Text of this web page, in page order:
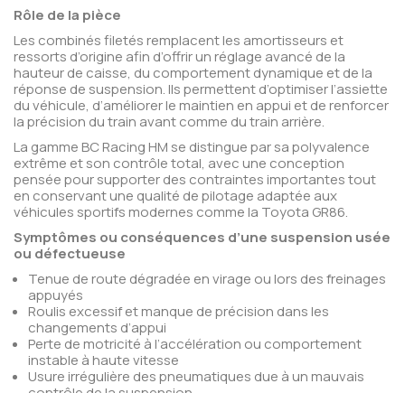
Rôle de la pièce
Les combinés filetés remplacent les amortisseurs et
ressorts d’origine afin d’offrir un réglage avancé de la
hauteur de caisse, du comportement dynamique et de la
réponse de suspension. Ils permettent d’optimiser l’assiette
du véhicule, d’améliorer le maintien en appui et de renforcer
la précision du train avant comme du train arrière.
La gamme BC Racing HM se distingue par sa polyvalence
extrême et son contrôle total, avec une conception
pensée pour supporter des contraintes importantes tout
en conservant une qualité de pilotage adaptée aux
véhicules sportifs modernes comme la Toyota GR86.
Symptômes ou conséquences d’une suspension usée
ou défectueuse
Tenue de route dégradée en virage ou lors des freinages
appuyés
Roulis excessif et manque de précision dans les
changements d’appui
Perte de motricité à l’accélération ou comportement
instable à haute vitesse
Usure irrégulière des pneumatiques due à un mauvais